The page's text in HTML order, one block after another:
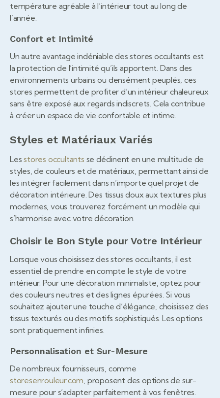
température agréable à l’intérieur tout au long de
l’année.
Confort et Intimité
Un autre avantage indéniable des stores occultants est
la protection de l’intimité qu’ils apportent. Dans des
environnements urbains ou densément peuplés, ces
stores permettent de profiter d’un intérieur chaleureux
sans être exposé aux regards indiscrets. Cela contribue
à créer un espace de vie confortable et intime.
Styles et Matériaux Variés
Lesstores occultants se déclinent en une multitude de
styles, de couleurs et de matériaux, permettant ainsi de
les intégrer facilement dans n’importe quel projet de
décoration intérieure. Des tissus doux aux textures plus
modernes, vous trouverez forcément un modèle qui
s’harmonise avec votre décoration.
Choisir le Bon Style pour Votre Intérieur
Lorsque vous choisissez des stores occultants, il est
essentiel de prendre en compte le style de votre
intérieur. Pour une décoration minimaliste, optez pour
des couleurs neutres et des lignes épurées. Si vous
souhaitez ajouter une touche d’élégance, choisissez des
tissus texturés ou des motifs sophistiqués. Les options
sont pratiquement infinies.
Personnalisation et Sur-Mesure
De nombreux fournisseurs, comme
storesenrouleur.com , proposent des options de sur-
mesure pour s’adapter parfaitement à vos fenêtres.